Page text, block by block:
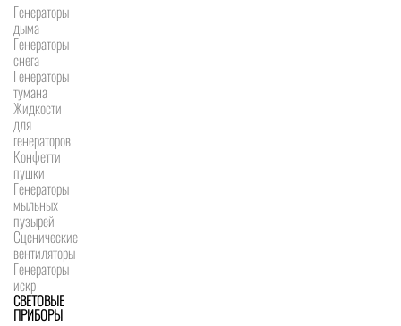
Генераторы
дыма
Генераторы
снега
Генераторы
тумана
Жидкости
для
генераторов
Конфетти
пушки
Генераторы
мыльных
пузырей
Сценические
вентиляторы
Генераторы
искр
СВЕТОВЫЕ
ПРИБОРЫ